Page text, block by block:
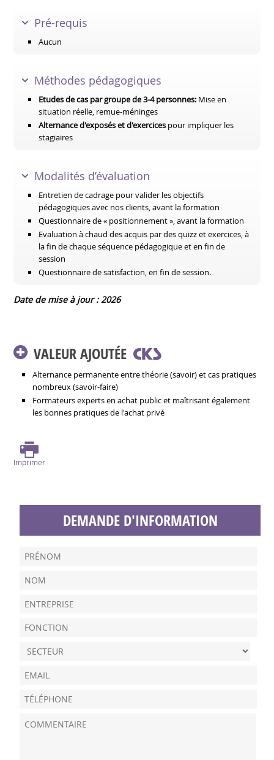
Pré-requis
Aucun
Méthodes pédagogiques
Etudes de cas par groupe de 3-4 personnes: Mise en
situation réelle, remue-méninges
Alternance d'exposés et d'exercices pour impliquer les
stagiaires
Modalités d’évaluation
Entretien de cadrage pour valider les objectifs
pédagogiques avec nos clients, avant la formation
Questionnaire de « positionnement », avant la formation
Evaluation à chaud des acquis par des quizz et exercices, à
la fin de chaque séquence pédagogique et en fin de
session
Questionnaire de satisfaction, en fin de session.
Date de mise à jour : 2026
VALEUR AJOUTÉE
Alternance permanente entre théorie (savoir) et cas pratiques
nombreux (savoir-faire)
Formateurs experts en achat public et maîtrisant également
les bonnes pratiques de l'achat privé
Imprimer
DEMANDE D'INFORMATION